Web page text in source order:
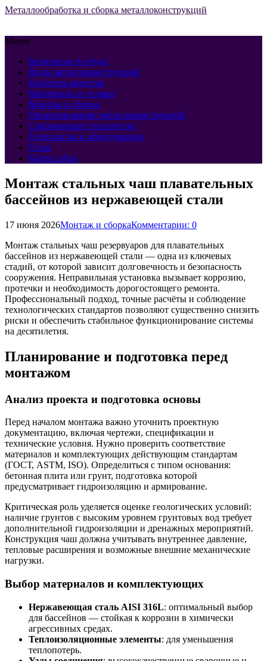
Металлообработка и сборка металлоконструкций
Меню
Безопасность труда
Виды металлоконструкций
Контроль качества
Материалы и сплавы
Монтаж и сборка
Проектирование металлоконструкций
Современные технологии
Технологии и оборудование
О нас
Карта сайта
Монтаж стальных чаш плавательных
бассейнов из нержавеющей стали
17 июня 2026Монтаж и сборкаКомментарии: 0
Монтаж стальных чаш резервуаров для плавательных
бассейнов из нержавеющей стали — одна из ключевых
стадий, от которой зависит долговечность и безопасность
сооружения. Неправильная установка вызывает коррозию,
протечки и необходимость дорогостоящего ремонта.
Профессиональный подход, точные расчёты и соблюдение
технологических стандартов позволяют существенно снизить
риски и обеспечить стабильное функционирование системы
на десятилетия.
Планирование и подготовка перед
монтажом
Анализ проекта и подготовка основы
Перед началом монтажа важно уточнить проектную
документацию, включая чертежи, спецификации и
технические условия. Нужно проверить соответствие
материалов и комплектующих действующим стандартам
(ГОСТ, ASTM, ISO). Определиться с типом основания:
бетонная плита или грунт, подготовка которой
предусматривает гидроизоляцию и армирование.
Критическая роль уделяется оценке геологических условий:
наличие грунтов с высоким уровнем грунтовых вод требует
дополнительной гидроизоляции и дренажных мероприятий.
Конструкция чаш должна учитывать внутреннее давление,
тепловые расширения и возможные внешние механические
нагрузки.
Выбор материалов и комплектующих
Нержавеющая сталь AISI 316L: оптимальный выбор
для бассейнов — стойкая к коррозии в химически
агрессивных средах.
Теплоизоляционные элементы: для уменьшения
теплопотерь.